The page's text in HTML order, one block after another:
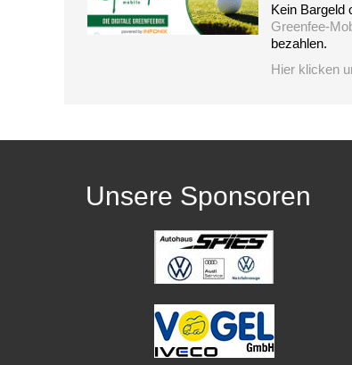
Kein Bargeld
Greenfee-
bezahlen.
Hier klicken
Unsere Sponsoren